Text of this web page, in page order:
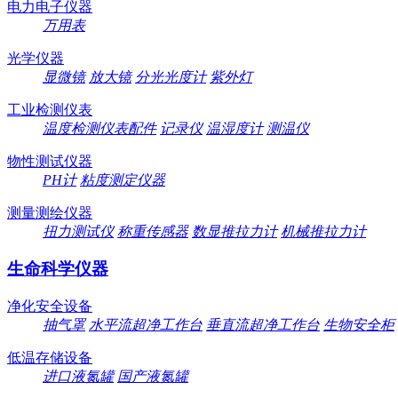
电力电子仪器
万用表
光学仪器
显微镜 放大镜 分光光度计 紫外灯
工业检测仪表
温度检测仪表配件 记录仪 温湿度计 测温仪
物性测试仪器
PH计 粘度测定仪器
测量测绘仪器
扭力测试仪 称重传感器 数显推拉力计 机械推拉力计
生命科学仪器
净化安全设备
抽气罩 水平流超净工作台 垂直流超净工作台 生物安全柜
低温存储设备
进口液氮罐 国产液氮罐